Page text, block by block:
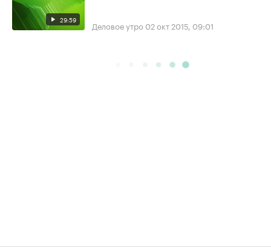
29:59 Деловое утро 02 окт 2015, 09:01